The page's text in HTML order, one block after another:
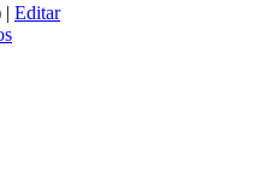
| Editar